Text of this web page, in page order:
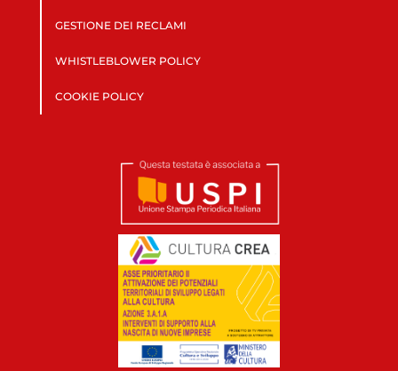
GESTIONE DEI RECLAMI
WHISTLEBLOWER POLICY
COOKIE POLICY